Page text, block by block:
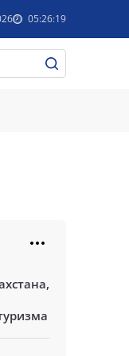
05:26:19